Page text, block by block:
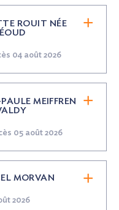
ROUIT NÉE
04 août 2026
MEIFFREN
05 août 2026
MORVAN
2026